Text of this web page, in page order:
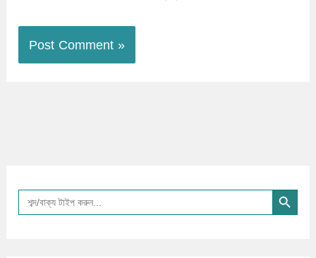
Search
for:
Search Button